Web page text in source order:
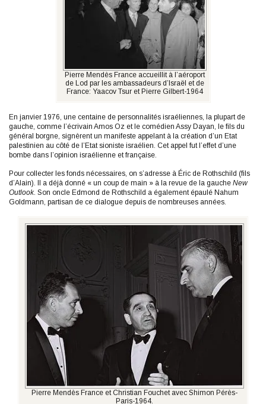
Pierre Mendès France accueillit à l’aéroport
de Lod par les ambassadeurs d’Israël et de
France: Yaacov Tsur et Pierre Gilbert-1964
En janvier 1976, une centaine de personnalités israéliennes, la plupart de
gauche, comme l’écrivain Amos Oz et le comédien Assy Dayan, le fils du
général borgne, signèrent un manifeste appelant à la création d’un Etat
palestinien au côté de l’Etat sioniste israélien. Cet appel fut l’effet d’une
bombe dans l’opinion israélienne et française.
Pour collecter les fonds nécessaires, on s’adresse à Éric de Rothschild (fils
d’Alain). Il a déjà donné « un coup de main » à la revue de la gauche New
Outlook. Son oncle Edmond de Rothschild a également épaulé Nahum
Goldmann, partisan de ce dialogue depuis de nombreuses années.
Pierre Mendès France et Christian Fouchet avec Shimon Pérès-
Paris-1964.